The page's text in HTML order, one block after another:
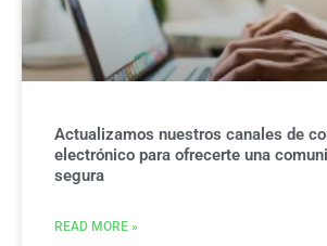
Actualizamos nuestros canales de
electrónico para ofrecerte una
segura
READ MORE »